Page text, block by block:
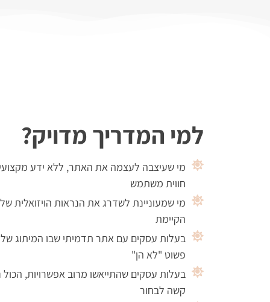
למי המדריך מדויק?
מי שעיצבה לעצמה את האתר, ללא ידע מקצועי
חווית משתמש
מי שמעוניינת לשדרג את הנראות הויזואלית
הקיימת
בעלות עסקים עם אתר תדמיתי שבו המיתוג
פשוט "לא הן"
בעלות עסקים שהתייאשו מרוב אפשרויות,
קשה לבחור